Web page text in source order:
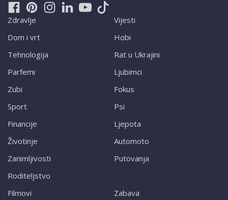
Zdravlje
Dom i vrt
Tehnologija
Parfemi
Zubi
Sport
Financije
Životinje
Zanimljivosti
Roditeljstvo
Vijesti
Hobi
Rat u Ukrajini
Ljubimci
Fokus
Psi
Ljepota
Automoto
Putovanja
Filmovi Zabava